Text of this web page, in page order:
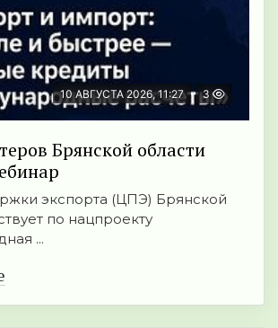
10 АВГУСТА 2026, 11:27 3
Брянской области
экспорта (ЦПЭ) Брянской
по нацпроекту
...